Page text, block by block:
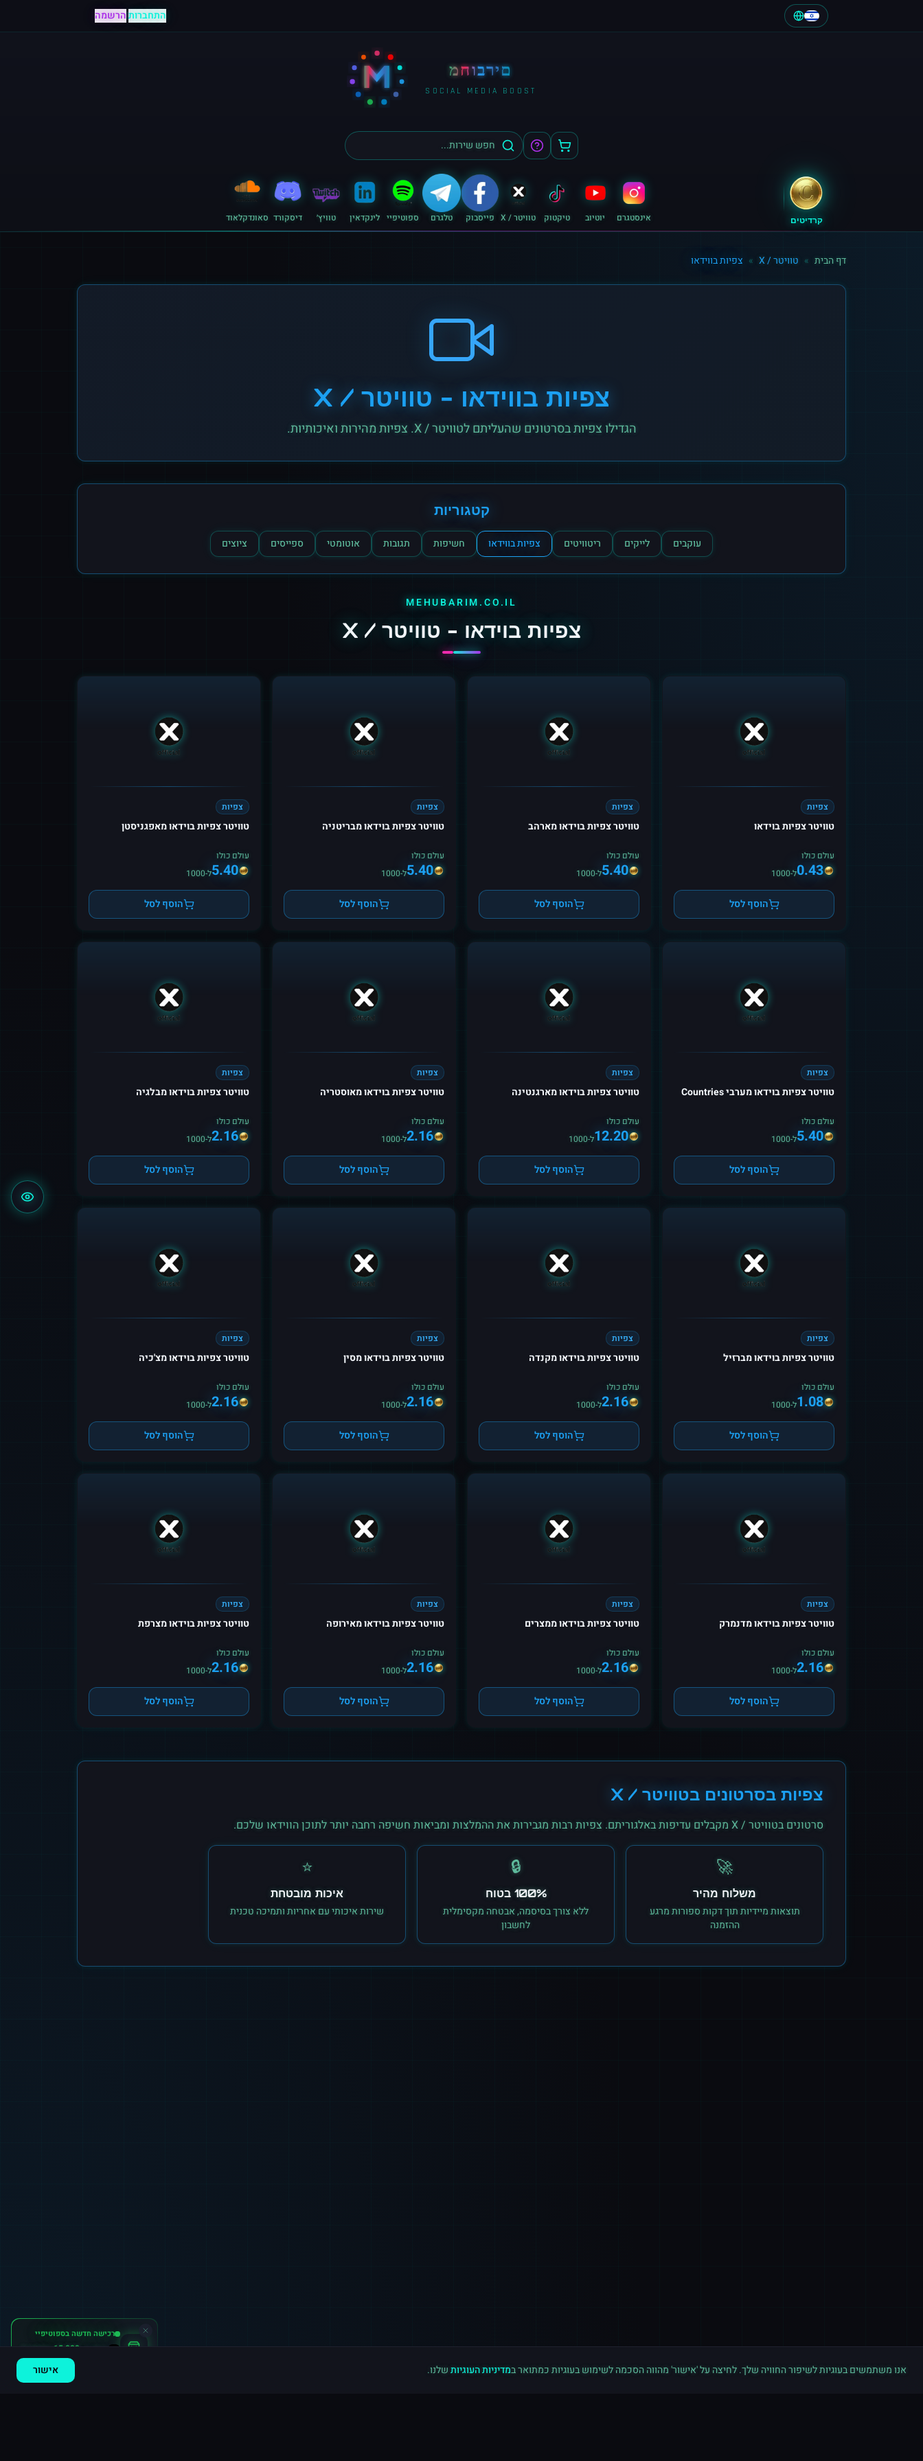
התחברות|הרשמה
M מחוברים
SOCIAL MEDIA BOOST
קרדיטים אינסטגרם יוטיוב טיקטוק טוויטר / X פייסבוק טלגרם ספוטיפיי לינקדאין טוויץ׳ דיסקורד סאונדקלאוד
דף הבית » טוויטר / X » צפיות בווידאו
צפיות בווידאו - טוויטר / X
הגדילו צפיות בסרטונים שהעליתם לטוויטר / X. צפיות מהירות ואיכותיות.
קטגוריות
עוקבים לייקים ריטוויטים צפיות בווידאו חשיפות תגובות אוטומטי ספייסים ציוצים
MEHUBARIM.CO.IL
צפיות בוידאו - טוויטר / X
צפיות
טוויטר צפיות בוידאו
עולם כולו
0.43ל-1000
הוסף לסל
צפיות
טוויטר צפיות בוידאו מארהב
עולם כולו
5.40ל-1000
הוסף לסל
צפיות
טוויטר צפיות בוידאו מבריטניה
עולם כולו
5.40ל-1000
הוסף לסל
צפיות
טוויטר צפיות בוידאו מאפגניסטן
עולם כולו
5.40ל-1000
הוסף לסל
צפיות
טוויטר צפיות בוידאו מערבי Countries
עולם כולו
5.40ל-1000
הוסף לסל
צפיות
טוויטר צפיות בוידאו מארגנטינה
עולם כולו
12.20ל-1000
הוסף לסל
צפיות
טוויטר צפיות בוידאו מאוסטריה
עולם כולו
2.16ל-1000
הוסף לסל
צפיות
טוויטר צפיות בוידאו מבלגיה
עולם כולו
2.16ל-1000
הוסף לסל
צפיות
טוויטר צפיות בוידאו מברזיל
עולם כולו
1.08ל-1000
הוסף לסל
צפיות
טוויטר צפיות בוידאו מקנדה
עולם כולו
2.16ל-1000
הוסף לסל
צפיות
טוויטר צפיות בוידאו מסין
עולם כולו
2.16ל-1000
הוסף לסל
צפיות
טוויטר צפיות בוידאו מצ'כיה
עולם כולו
2.16ל-1000
הוסף לסל
צפיות
טוויטר צפיות בוידאו מדנמרק
עולם כולו
2.16ל-1000
הוסף לסל
צפיות
טוויטר צפיות בוידאו ממצרים
עולם כולו
2.16ל-1000
הוסף לסל
צפיות
טוויטר צפיות בוידאו מאירופה
עולם כולו
2.16ל-1000
הוסף לסל
צפיות
טוויטר צפיות בוידאו מצרפת
עולם כולו
2.16ל-1000
הוסף לסל
צפיות בסרטונים בטוויטר / X
סרטונים בטוויטר / X מקבלים עדיפות באלגוריתם. צפיות רבות מגבירות את ההמלצות ומביאות חשיפה רחבה יותר לתוכן הווידאו שלכם.
🚀
משלוח מהיר
תוצאות מיידיות תוך דקות ספורות מרגע
ההזמנה
🔒
100% בטוח
ללא צורך בסיסמה, אבטחה מקסימלית
לחשבון
⭐
איכות מובטחת
שירות איכותי עם אחריות ותמיכה טכנית
רכישה חדשה בספוטיפיי
15,000 השמעות
אנו משתמשים בעוגיות לשיפור החוויה שלך. לחיצה על 'אישור' מהווה הסכמה לשימוש בעוגיות כמתואר במדיניות העוגיותשלנו. אישור